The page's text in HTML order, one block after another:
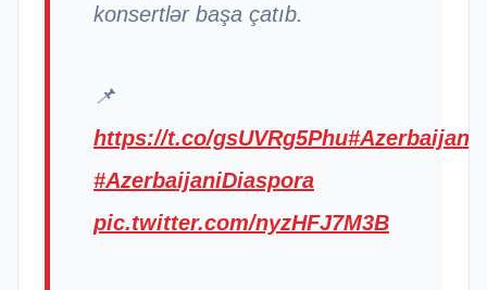
konsertlər başa çatıb.
📌
https://t.co/gsUVRg5Phu#Azerbaijan
#AzerbaijaniDiaspora
pic.twitter.com/nyzHFJ7M3B